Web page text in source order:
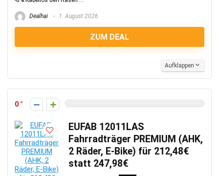
Dealhai 1. August 2026
ZUM DEAL
Aufklappen
0
EUFAB 12011LAS
Fahrradträger PREMIUM (AHK,
2 Räder, E-Bike) für 212,48€
statt 247,98€